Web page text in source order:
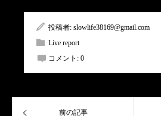
投稿者: slowlife38169@gmail.com
Live report
コメント: 0
前の記事